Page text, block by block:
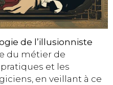
de l’illusionniste
du métier de
et les
en veillant à ce